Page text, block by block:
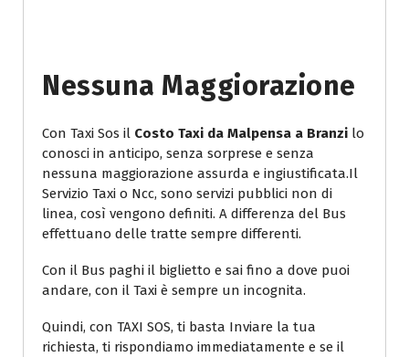
Nessuna Maggiorazione
Con Taxi Sos il Costo Taxi da Malpensa a Branzi lo
conosci in anticipo, senza sorprese e senza
nessuna maggiorazione assurda e ingiustificata.Il
Servizio Taxi o Ncc, sono servizi pubblici non di
linea, così vengono definiti. A differenza del Bus
effettuano delle tratte sempre differenti.
Con il Bus paghi il biglietto e sai fino a dove puoi
andare, con il Taxi è sempre un incognita.
Quindi, con TAXI SOS, ti basta Inviare la tua
richiesta, ti rispondiamo immediatamente e se il